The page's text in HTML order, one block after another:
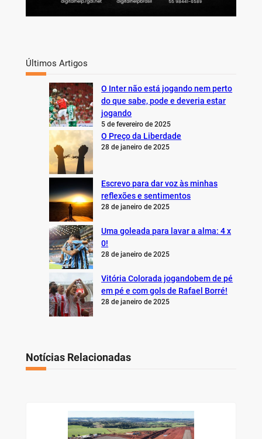
Últimos Artigos
O Inter não está jogando nem perto
do que sabe, pode e deveria estar
jogando
5 de fevereiro de 2025
O Preço da Liberdade
28 de janeiro de 2025
Escrevo para dar voz às minhas
reflexões e sentimentos
28 de janeiro de 2025
Uma goleada para lavar a alma: 4 x
0!
28 de janeiro de 2025
Vitória Colorada jogandobem de pé
em pé e com gols de Rafael Borré!
28 de janeiro de 2025
Notícias Relacionadas